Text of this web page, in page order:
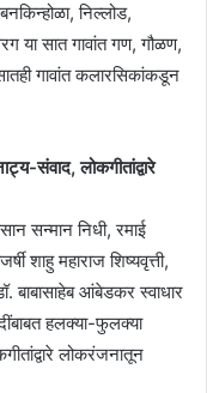
निल्लोड,
या सात गावांत गण, गौळण,
गावांत कलारसिकांकडून
संवाद, लोकगीतांद्वारे
सन्मान निधी, रमाई
शाहु महाराज शिष्यवृत्ती,
बाबासाहेब आंबेडकर स्वाधार
हलक्या-फुलक्या
लोकरंजनातून